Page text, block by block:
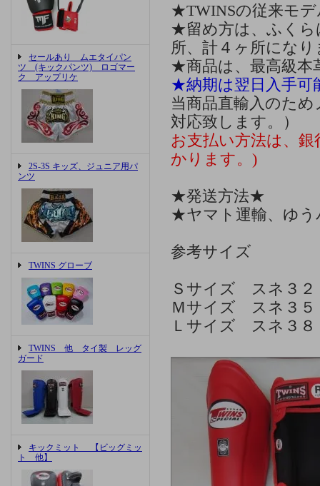
セールあり ムエタイパン
ツ (キックパンツ) ロゴマー
ク アップリケ
2S-3S キッズ、ジュニア用パ
ンツ
TWINS グローブ
TWINS 他 タイ製 レッグ
ガード
キックミット 【ビッグミッ
ト 他】
★TWINSの従来モ
★留め方は、ふくら
所、計４ヶ所になり
★商品は、最高級本
★納期は翌日入手可
当商品直輸入のた
対応致します。）
お支払い方法は、銀
かります。)
★発送方法★
★ヤマト運輸、ゆ
参考サイズ
Ｓサイズ スネ３２
Ｍサイズ スネ３５
Ｌサイズ スネ３８